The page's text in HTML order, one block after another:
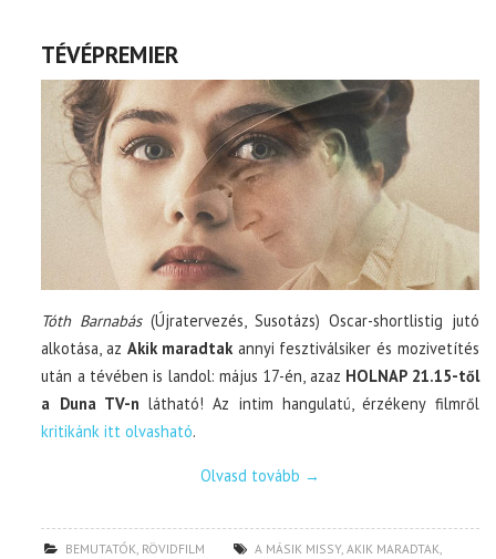
TÉVÉPREMIER
Tóth Barnabás(Újratervezés, Susotázs) Oscar-shortlistig jutó
alkotása, az Akik maradtak annyi fesztiválsiker és mozivetítés
után a tévében is landol: május 17-én, azaz HOLNAP 21.15-től
a Duna TV-n látható! Az intim hangulatú, érzékeny filmről
kritikánk itt olvasható.
Olvasd tovább →
BEMUTATÓK, RÖVIDFILM A MÁSIK MISSY,AKIK MARADTAK,